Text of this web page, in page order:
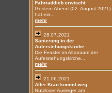
Fahrraddieb erwischt
Gestern Abend (02. August 2021)
hat ein...
mehr
28.07.2021
Sanierung in der
Auferstehungskirche
Die Fenster im Altarraum der
Auferstehungskirche...
mehr
21.06.2021
Alter Kran kommt weg
Nutzloser Ausleger am